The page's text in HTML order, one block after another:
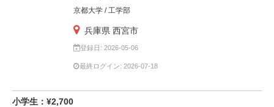
京都大学 / 工学部
兵庫県 西宮市
登録日: 2026-05-06
最終ログイン: 2026-07-18
小学生：¥2,700